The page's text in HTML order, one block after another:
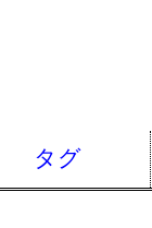
タグ